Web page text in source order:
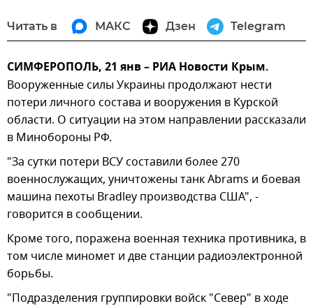
Читать в МАКС Дзен Telegram
СИМФЕРОПОЛЬ, 21 янв – РИА Новости Крым.
Вооруженные силы Украины продолжают нести
потери личного состава и вооружения в Курской
области. О ситуации на этом направлении рассказали
в Минобороны РФ.
"За сутки потери ВСУ составили более 270
военнослужащих, уничтожены танк Abrams и боевая
машина пехоты Bradley производства США", -
говорится в сообщении.
Кроме того, поражена военная техника противника, в
том числе миномет и две станции радиоэлектронной
борьбы.
"Подразделения группировки войск "Север" в ходе